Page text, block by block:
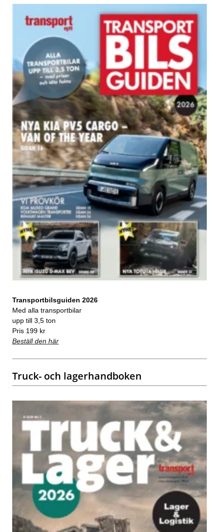
Transportbilsguiden 2026
Med alla transportbilar
upp till 3,5 ton
Pris 199 kr
Beställ den här
Truck- och lagerhandboken